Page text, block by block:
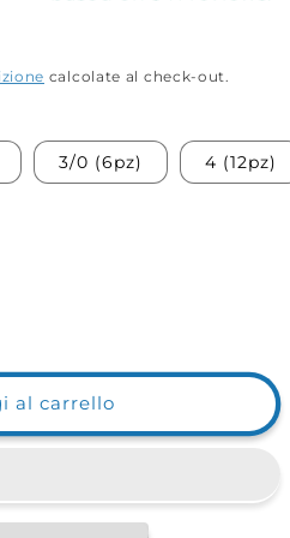
calcolate al check-out.
3/0 (6pz) 4 (12pz)
al carrello